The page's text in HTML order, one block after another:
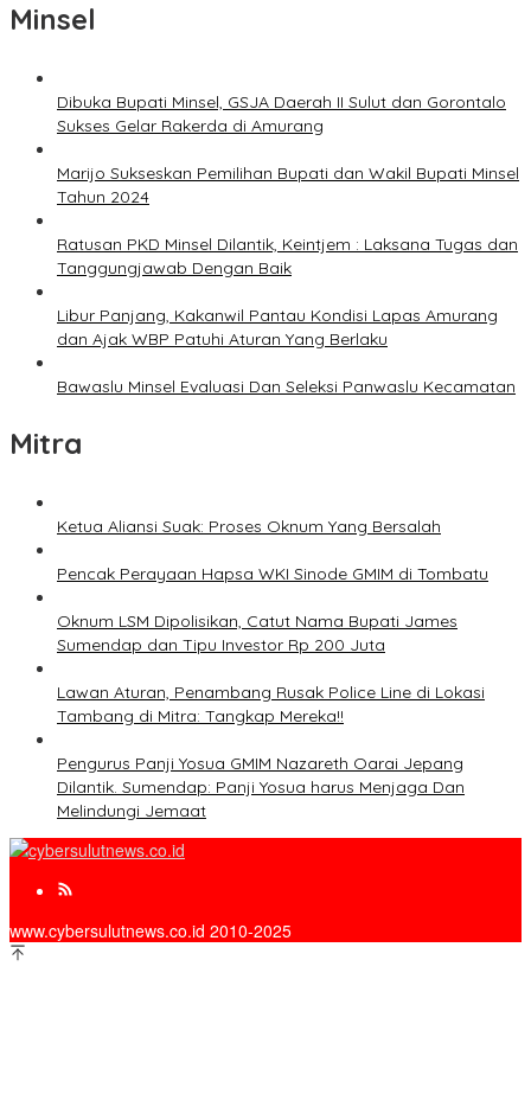
Minsel
Dibuka Bupati Minsel, GSJA Daerah II Sulut dan Gorontalo
Sukses Gelar Rakerda di Amurang
Marijo Sukseskan Pemilihan Bupati dan Wakil Bupati Minsel
Tahun 2024
Ratusan PKD Minsel Dilantik, Keintjem : Laksana Tugas dan
Tanggungjawab Dengan Baik
Libur Panjang, Kakanwil Pantau Kondisi Lapas Amurang
dan Ajak WBP Patuhi Aturan Yang Berlaku
Bawaslu Minsel Evaluasi Dan Seleksi Panwaslu Kecamatan
Mitra
Ketua Aliansi Suak: Proses Oknum Yang Bersalah
Pencak Perayaan Hapsa WKI Sinode GMIM di Tombatu
Oknum LSM Dipolisikan, Catut Nama Bupati James
Sumendap dan Tipu Investor Rp 200 Juta
Lawan Aturan, Penambang Rusak Police Line di Lokasi
Tambang di Mitra: Tangkap Mereka!!
Pengurus Panji Yosua GMIM Nazareth Oarai Jepang
Dilantik. Sumendap: Panji Yosua harus Menjaga Dan
Melindungi Jemaat
www.cybersulutnews.co.id 2010-2025